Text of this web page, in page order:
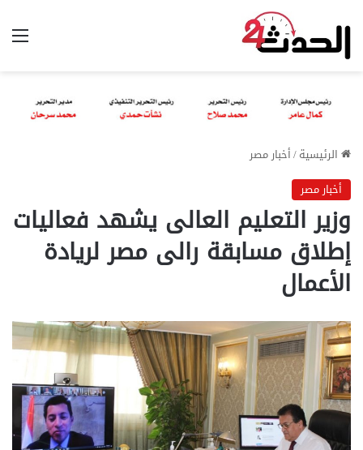
الرئيسية/أخبار مصر
أخبار مصر
وزير التعليم العالى يشهد فعاليات
إطلاق مسابقة رالى مصر لريادة
الأعمال